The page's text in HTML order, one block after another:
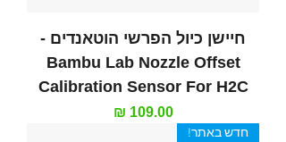
חיישן כיול הפרשי הוטאנדים -
Bambu Lab Nozzle Offset
Calibration Sensor For H2C
מחיר‏109.00 ‏₪
חדש באתר!